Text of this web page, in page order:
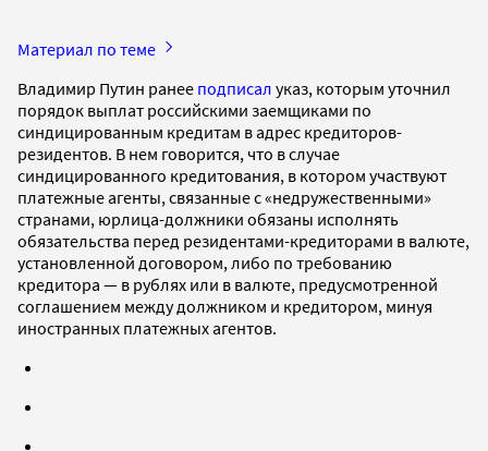
Материал по теме
Владимир Путин ранее подписал указ, которым уточнил
порядок выплат российскими заемщиками по
синдицированным кредитам в адрес кредиторов-
резидентов. В нем говорится, что в случае
синдицированного кредитования, в котором участвуют
платежные агенты, связанные с «недружественными»
странами, юрлица-должники обязаны исполнять
обязательства перед резидентами-кредиторами в валюте,
установленной договором, либо по требованию
кредитора — в рублях или в валюте, предусмотренной
соглашением между должником и кредитором, минуя
иностранных платежных агентов.